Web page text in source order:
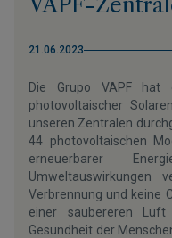
21.06.2023
Die Grupo VAPF hat
photovoltaischer
unseren Zentralen
44 photovoltaischen
erneuerbarer
Umweltauswirkungen
Verbrennung und keine
einer saubereren
Gesundheit der